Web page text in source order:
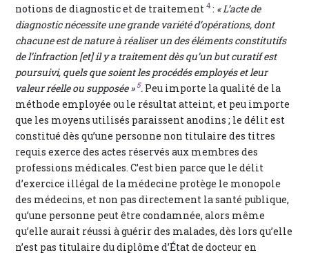
notions de diagnostic et de traitement 4 : « L’acte de
diagnostic nécessite une grande variété d’opérations, dont
chacune est de nature à réaliser un des éléments constitutifs
de l’infraction [et] il y a traitement dès qu’un but curatif est
poursuivi, quels que soient les procédés employés et leur
valeur réelle ou supposée » 5. Peu importe la qualité de la
méthode employée ou le résultat atteint, et peu importe
que les moyens utilisés paraissent anodins ; le délit est
constitué dès qu’une personne non titulaire des titres
requis exerce des actes réservés aux membres des
professions médicales. C’est bien parce que le délit
d’exercice illégal de la médecine protège le monopole
des médecins, et non pas directement la santé publique,
qu’une personne peut être condamnée, alors même
qu’elle aurait réussi à guérir des malades, dès lors qu’elle
n’est pas titulaire du diplôme d’État de docteur en